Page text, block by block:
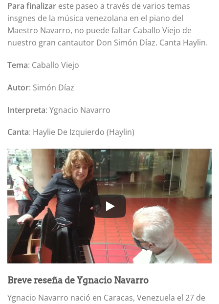
Para finalizar este paseo a través de varios temas
insgnes de la música venezolana en el piano del
Maestro Navarro, no puede faltar Caballo Viejo de
nuestro gran cantautor Don Simón Díaz. Canta Haylin.
Tema: Caballo Viejo
Autor: Simón Díaz
Interpreta: Ygnacio Navarro
Canta: Haylie De Izquierdo (Haylin)
Breve reseña de Ygnacio Navarro
Ygnacio Navarro nació en Caracas, Venezuela el 27 de